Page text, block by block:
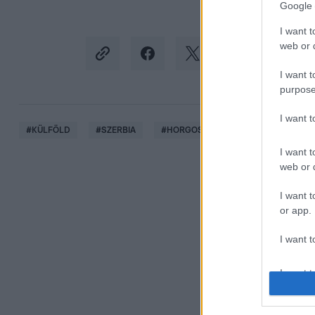
Google
I want
web or
I want
I want
I want
web or
I want
or app.
I want
I want
#KÜLFÖLD #SZERBIA #HORGOS